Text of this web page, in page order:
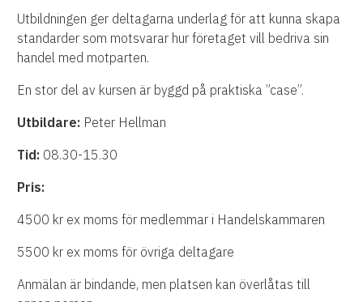
Utbildningen ger deltagarna underlag för att kunna skapa
standarder som motsvarar hur företaget vill bedriva sin
handel med motparten.
En stor del av kursen är byggd på praktiska ”case”.
Utbildare: Peter Hellman
Tid: 08.30-15.30
Pris:
4500 kr ex moms för medlemmar i Handelskammaren
5500 kr ex moms för övriga deltagare
Anmälan är bindande, men platsen kan överlåtas till